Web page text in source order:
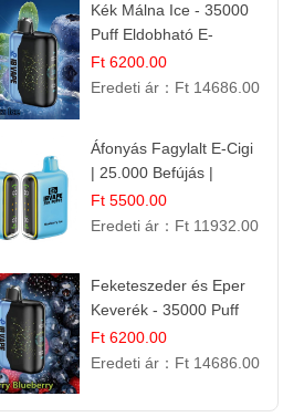
Kék Málna Ice - 35000
Puff Eldobható E-
cigaretta | Élénkítő
Gyümölcsös
Ft 6200.00
Eredeti ár： Ft 14686.00
Áfonyás Fagylalt E-Cigi
| 25.000 Befújás |
Eldobható E-Cigaretta
Ft 5500.00
Eredeti ár： Ft 11932.00
Feketeszeder és Eper
Keverék - 35000 Puff
Eldobható Vape | Ízletes
Gyümölcsökombináció!
Ft 6200.00
Eredeti ár： Ft 14686.00